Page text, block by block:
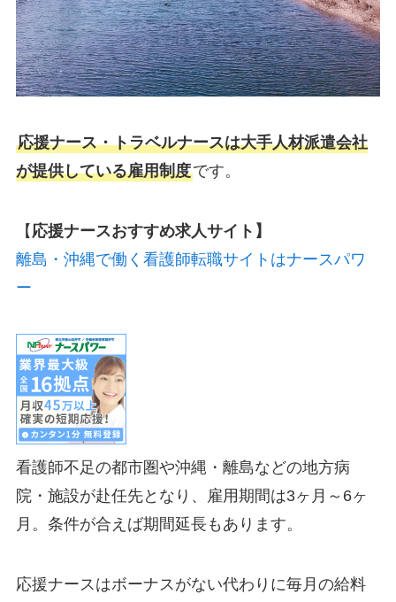
応援ナース・トラベルナースは大手人材派遣会社
が提供している雇用制度です。
【 応援ナースおすすめ求人サイト】
離島・沖縄で働く看護師転職サイトはナースパワ
ー
看護師不足の都市圏や沖縄・離島などの地方病
院・施設が赴任先となり、雇用期間は3ヶ月～6ヶ
月。条件が合えば期間延長もあります。
応援ナースはボーナスがない代わりに毎月の給料